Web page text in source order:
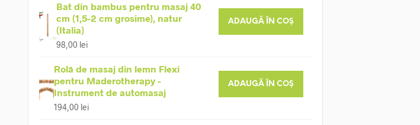
Bat din bambus pentru masaj 40
cm (1,5-2 cm grosime), natur
(Italia)
98,00 lei
ADAUGĂ ÎN COȘ
Rolă de masaj din lemn Flexi
pentru Maderotherapy -
Instrument de automasaj
194,00 lei
ADAUGĂ ÎN COȘ